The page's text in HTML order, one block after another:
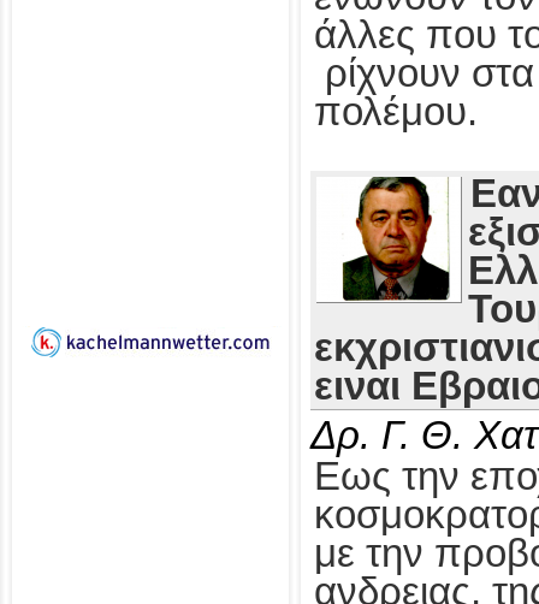
άλλες που
ρίχνουν
πολέμου.
ειναι
Δρ. Γ. Θ.
Εως την
με την
ανδρειας,